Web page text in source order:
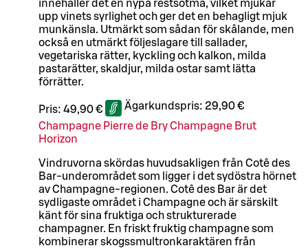
innehåller det en nypa restsötma, vilket mjukar
upp vinets syrlighet och ger det en behagligt mjuk
munkänsla. Utmärkt som sådan för skålande, men
också en utmärkt följeslagare till sallader,
vegetariska rätter, kyckling och kalkon, milda
pastarätter, skaldjur, milda ostar samt lätta
förrätter.
Pris: 49,90 € Ägarkundspris: 29,90 €
Champagne Pierre de Bry Champagne Brut
Horizon
Vindruvorna skördas huvudsakligen från Cotê des
Bar-underområdet som ligger i det sydöstra hörnet
av Champagne-regionen. Cotê des Bar är det
sydligaste området i Champagne och är särskilt
känt för sina fruktiga och strukturerade
champagner. En friskt fruktig champagne som
kombinerar skogssmultronkaraktären från